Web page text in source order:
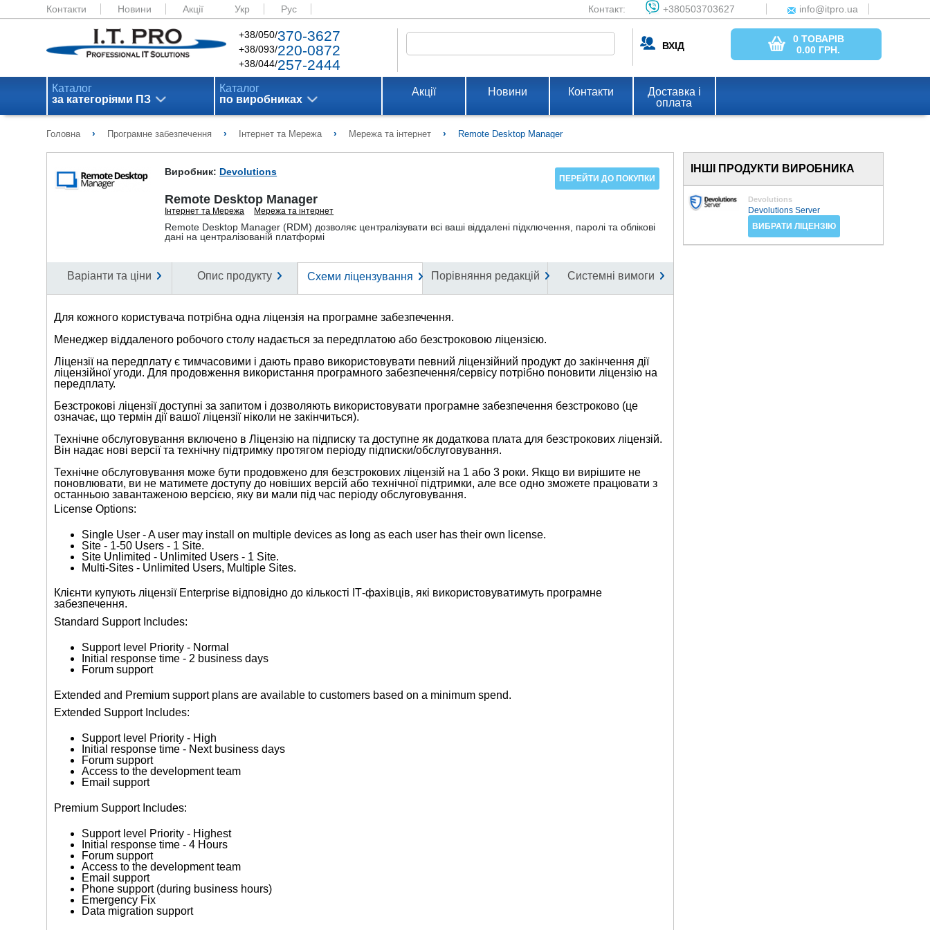
Контакти Новини Акції Укр Рус Контакт: +380503703627 info@itpro.ua
+38/050/370-3627
+38/093/220-0872
+38/044/257-2444
ВХІД
0 ТОВАРІВ
0.00 ГРН.
Каталог
за категоріями ПЗ
Каталог
по виробниках
Акції Новини Контакти
Доставка і
оплата
Головна › Програмне забезпечення › Інтернет та Мережа › Мережа та інтернет › Remote Desktop Manager
Виробник: Devolutions
ПЕРЕЙТИ ДО ПОКУПКИ
Remote Desktop Manager
Інтернет та Мережа Мережа та інтернет
Remote Desktop Manager (RDM) дозволяє централізувати всі ваші віддалені підключення, паролі та облікові
дані на централізованій платформі
Варіанти та ціни Опис продукту Схеми ліцензування Порівняння редакцій Системні вимоги
Для кожного користувача потрібна одна ліцензія на програмне забезпечення.
Менеджер віддаленого робочого столу надається за передплатою або безстроковою ліцензією.
Ліцензії на передплату є тимчасовими і дають право використовувати певний ліцензійний продукт до закінчення дії
ліцензійної угоди. Для продовження використання програмного забезпечення/сервісу потрібно поновити ліцензію на
передплату.
Безстрокові ліцензії доступні за запитом і дозволяють використовувати програмне забезпечення безстроково (це
означає, що термін дії вашої ліцензії ніколи не закінчиться).
Технічне обслуговування включено в Ліцензію на підписку та доступне як додаткова плата для безстрокових ліцензій.
Він надає нові версії та технічну підтримку протягом періоду підписки/обслуговування.
Технічне обслуговування може бути продовжено для безстрокових ліцензій на 1 або 3 роки. Якщо ви вирішите не
поновлювати, ви не матимете доступу до новіших версій або технічної підтримки, але все одно зможете працювати з
останньою завантаженою версією, яку ви мали під час періоду обслуговування.
License Options:
Single User - A user may install on multiple devices as long as each user has their own license.
Site - 1-50 Users - 1 Site.
Site Unlimited - Unlimited Users - 1 Site.
Multi-Sites - Unlimited Users, Multiple Sites.
Клієнти купують ліцензії Enterprise відповідно до кількості ІТ-фахівців, які використовуватимуть програмне
забезпечення.
Standard Support Includes:
Support level Priority - Normal
Initial response time - 2 business days
Forum support
Extended and Premium support plans are available to customers based on a minimum spend.
Extended Support Includes:
Support level Priority - High
Initial response time - Next business days
Forum support
Access to the development team
Email support
Premium Support Includes:
Support level Priority - Highest
Initial response time - 4 Hours
Forum support
Access to the development team
Email support
Phone support (during business hours)
Emergency Fix
Data migration support
ІНШІ ПРОДУКТИ ВИРОБНИКА
Devolutions
Devolutions Server
ВИБРАТИ ЛІЦЕНЗІЮ